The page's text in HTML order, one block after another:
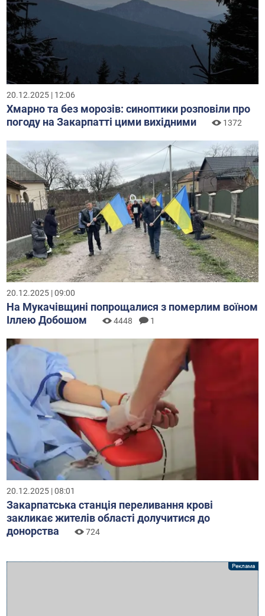
20.12.2025 | 12:06
Хмарно та без морозів: синоптики розповіли про
погоду на Закарпатті цими вихідними
1372
20.12.2025 | 09:00
На Мукачівщині попрощалися з померлим воїном
Іллею Добошом
4448 1
20.12.2025 | 08:01
Закарпатська станція переливання крові
закликає жителів області долучитися до
донорства
724